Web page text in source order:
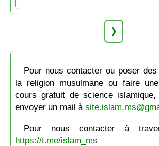
❯
Pour nous contacter ou poser
la religion musulmane ou faire
cours gratuit de science
envoyer un mail à
Pour nous contacter à
https://t.me/islam_ms